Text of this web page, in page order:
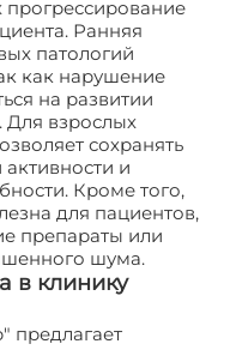
Ранняя
патологий
как нарушение
на развитии
Для взрослых
сохранять
и
Кроме того,
для пациентов,
препараты или
шума.
в клинику
предлагает